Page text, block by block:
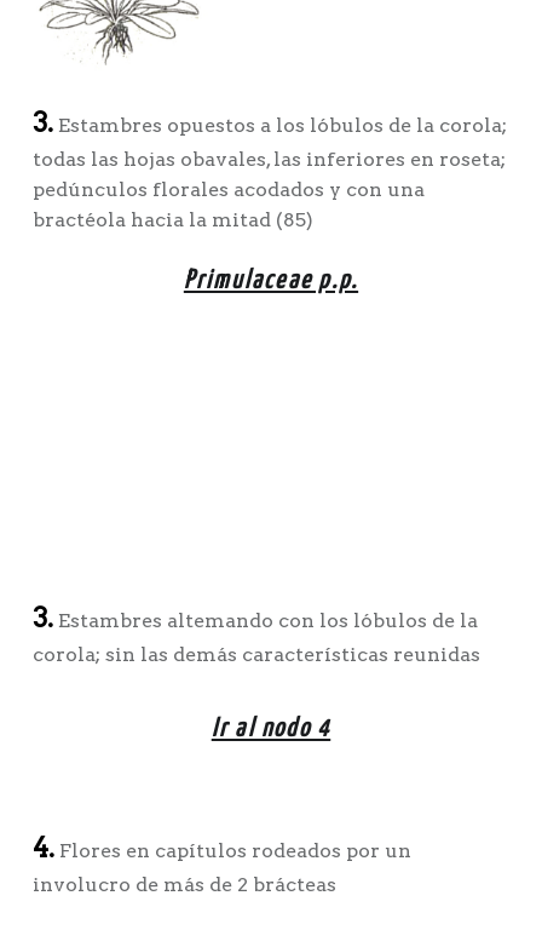
3.Estambres opuestos a los lóbulos de la corola;
todas las hojas obavales, las inferiores en roseta;
pedúnculos florales acodados y con una
bractéola hacia la mitad (85)
Primulaceae p.p.
3.Estambres altemando con los lóbulos de la
corola; sin las demás características reunidas
Ir al nodo 4
4.Flores en capítulos rodeados por un
involucro de más de 2 brácteas